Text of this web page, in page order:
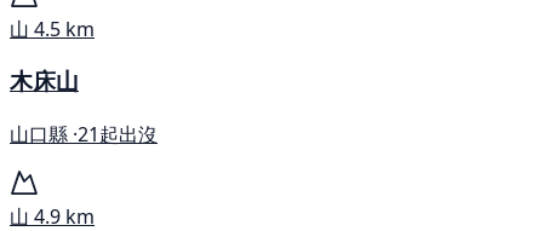
山 4.5 km
木床山
山口縣 ·21起出沒
山 4.9 km